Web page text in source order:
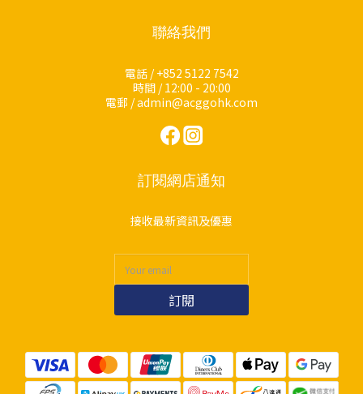
聯絡我們
電話 / +852 5122 7542
時間 / 12:00 - 20:00
電郵 / admin@acggohk.com
訂閱網店通知
接收最新資訊及優惠
訂閱